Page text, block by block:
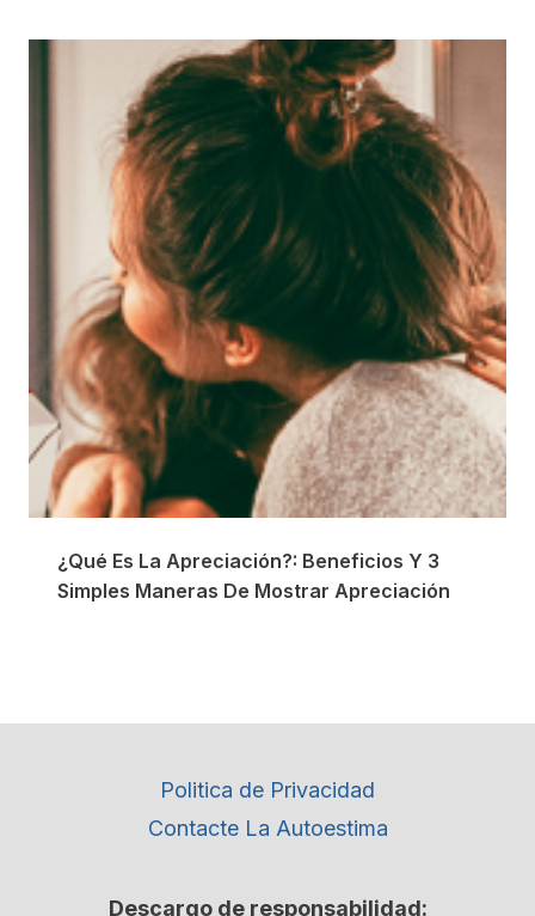
¿Qué Es La Apreciación?: Beneficios Y 3
Simples Maneras De Mostrar Apreciación
Politica de Privacidad
Contacte La Autoestima
Descargo de responsabilidad: